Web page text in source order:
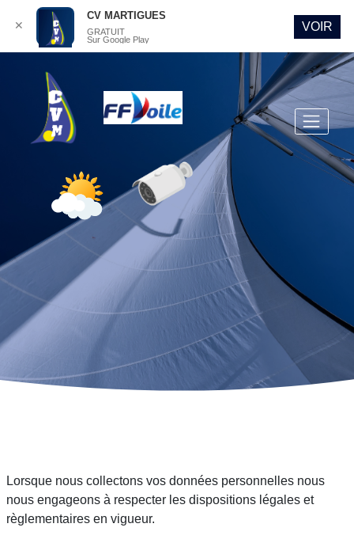
Lorsque nous collectons vos données personnelles nous
nous engageons à respecter les dispositions légales et
règlementaires en vigueur.
✕
CV MARTIGUES
GRATUIT
Sur Google Play
VOIR